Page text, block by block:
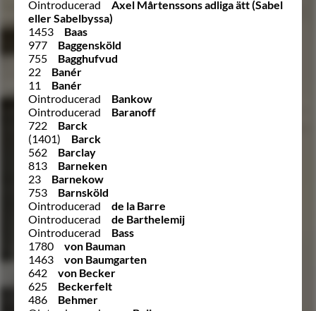
Ointroducerad
Axel Mårtenssons adliga ätt (Sabel
eller Sabelbyssa)
1453
Baas
977
Baggensköld
755
Bagghufvud
22
Banér
11
Banér
Ointroducerad
Bankow
Ointroducerad
Baranoff
722
Barck
(1401)
Barck
562
Barclay
813
Barneken
23
Barnekow
753
Barnsköld
Ointroducerad
de la Barre
Ointroducerad
de Barthelemij
Ointroducerad
Bass
1780
von Bauman
1463
von Baumgarten
642
von Becker
625
Beckerfelt
486
Behmer